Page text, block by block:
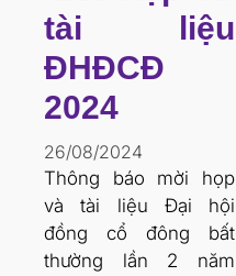
tài liệu
ĐHĐCĐ
2024
26/08/2024
Thông báo mời họp
và tài liệu Đại hội
đồng cổ đông bất
thường lần 2 năm